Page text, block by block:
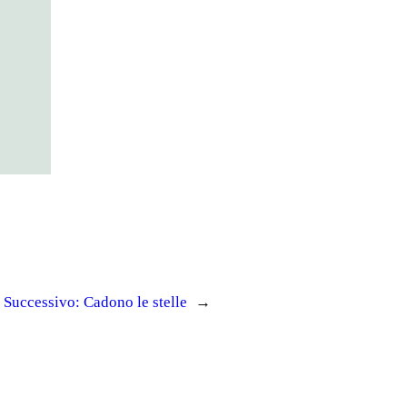
Successivo: Cadono le stelle →